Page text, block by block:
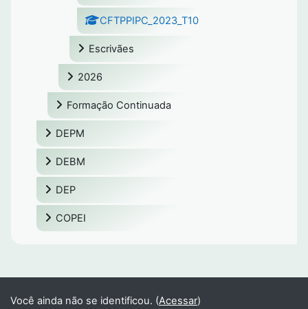
CFTPPIPC_2023_T10
Escrivães
2026
Formação Continuada
DEPM
DEBM
DEP
COPEI
Você ainda não se identificou. (Acessar)